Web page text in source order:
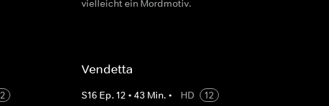
vielleicht ein Mordmotiv.
Vendetta
S16 Ep. 12 • 43 Min. • HD
12